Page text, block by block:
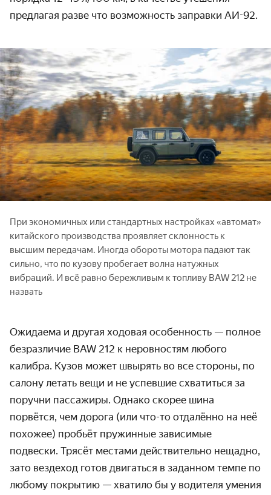
предлагая разве что возможность заправки АИ-92.
При экономичных или стандартных настройках «автомат»
китайского производства проявляет склонность к
высшим передачам. Иногда обороты мотора падают так
сильно, что по кузову пробегает волна натужных
вибраций. И всё равно бережливым к топливу BAW 212 не
назвать
Ожидаема и другая ходовая особенность — полное
безразличие BAW 212 к неровностям любого
калибра. Кузов может швырять во все стороны, по
салону летать вещи и не успевшие схватиться за
поручни пассажиры. Однако скорее шина
порвётся, чем дорога (или что-то отдалённо на неё
похожее) пробьёт пружинные зависимые
подвески. Трясёт местами действительно нещадно,
зато вездеход готов двигаться в заданном темпе по
любому покрытию — хватило бы у водителя умения